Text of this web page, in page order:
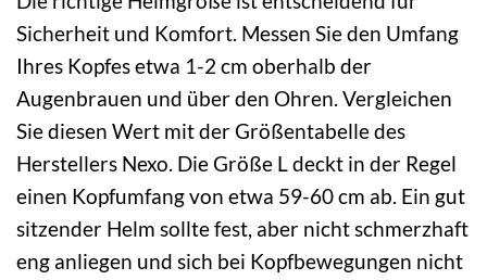
Sicherheit und Komfort. Messen Sie den Umfang
Ihres Kopfes etwa 1-2 cm oberhalb der
Augenbrauen und über den Ohren. Vergleichen
Sie diesen Wert mit der Größentabelle des
Herstellers Nexo. Die Größe L deckt in der Regel
einen Kopfumfang von etwa 59-60 cm ab. Ein gut
sitzender Helm sollte fest, aber nicht schmerzhaft
eng anliegen und sich bei Kopfbewegungen nicht